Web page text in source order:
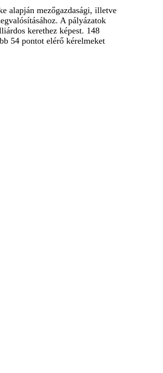
alapján mezőgazdasági, illetve
A pályázatok
kerethez képest. 148
54 pontot elérő kérelmeket